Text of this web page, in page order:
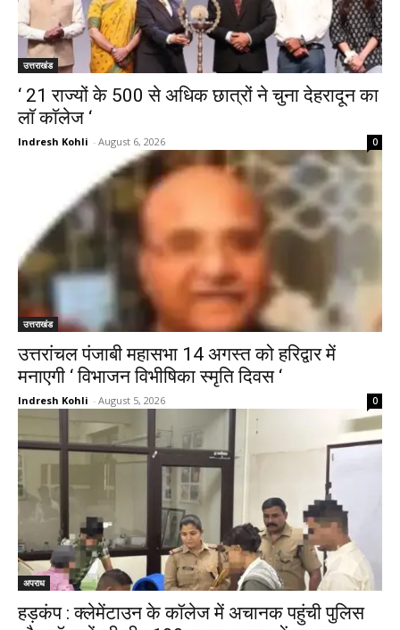
उत्तराखंड
‘ 21 राज्यों के 500 से अधिक छात्रों ने चुना देहरादून का
लाॅ काॅलेज ‘
Indresh Kohli - August 6, 2026 0
उत्तराखंड
उत्तरांचल पंजाबी महासभा 14 अगस्त को हरिद्वार में
मनाएगी ‘ विभाजन विभीषिका स्मृति दिवस ‘
Indresh Kohli - August 5, 2026 0
अपराध
हड़कंप : क्लेमेंटाउन के कॉलेज में अचानक पहुंची पुलिस